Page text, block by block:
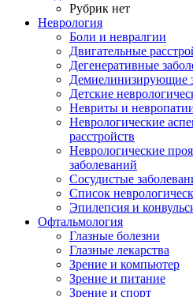
Рубрик нет
Неврология
Боли и невралгии
Двигательные
Дегенеративные
Демиелинизирующие
Детские
Невриты и
Неврологические
расстройств
Неврологические
заболеваний
Сосудистые
Список
Эпилепсия и
Офтальмология
Глазные болезни
Глазные лекарства
Зрение и компьютер
Зрение и питание
Зрение и спорт